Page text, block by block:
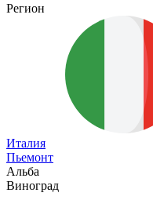
Регион
Италия
Пьемонт
Альба
Виноград